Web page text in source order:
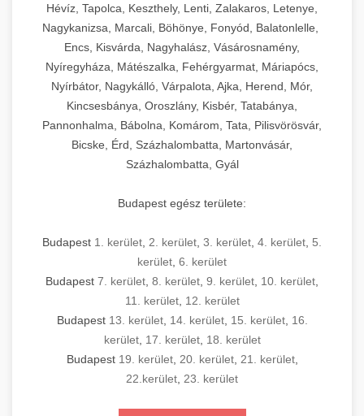
Hévíz, Tapolca, Keszthely, Lenti, Zalakaros, Letenye,
Nagykanizsa, Marcali, Böhönye, Fonyód, Balatonlelle,
Encs, Kisvárda, Nagyhalász, Vásárosnamény,
Nyíregyháza, Mátészalka, Fehérgyarmat, Máriapócs,
Nyírbátor, Nagykálló, Várpalota, Ajka, Herend, Mór,
Kincsesbánya, Oroszlány, Kisbér, Tatabánya,
Pannonhalma, Bábolna, Komárom, Tata, Pilisvörösvár,
Bicske, Érd, Százhalombatta, Martonvásár,
Százhalombatta, Gyál
Budapest egész területe:
Budapest 1. kerület 2. kerület 3. kerület 4. kerület 5.
kerület 6. kerület
Budapest 7. kerület 8. kerület 9. kerület 10. kerület
11. kerület, 12. kerület
Budapest 13. kerület, 14. kerület, 15. kerület, 16.
kerület, 17. kerület, 18. kerület
Budapest 19. kerület, 20. kerület, 21. kerület,
22.kerület 23. kerület